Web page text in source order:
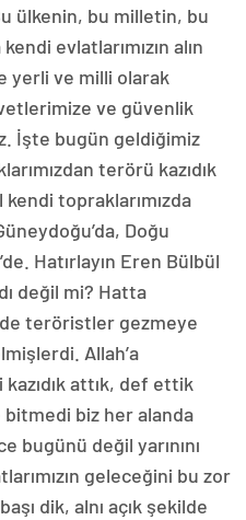
ülkenin, bu milletin, bu
evlatlarımızın alın
yerli ve milli olarak
ve güvenlik
İşte bugün geldiğimiz
terörü kazıdık
kendi topraklarımızda
Doğu
Hatırlayın Eren Bülbül
değil mi? Hatta
teröristler gezmeye
Allah’a
attık, def ettik
biz her alanda
bugünü değil yarınını
geleceğini bu zor
dik, alnı açık şekilde